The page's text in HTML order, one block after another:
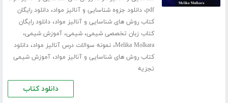
pdf،دانلود جزوه شناسایی و آنالیز مواد،دانلود رایگان
کتاب روش های شناسایی و آنالیز مواد،دانلود رایگان
کتاب زبان تخصصی شیمی،شیمی،آموزش شیمی،
Melika Molkara،نمونه سوالات درس آنالیز مواد،دانلود
کتاب روش های شناسایی و آنالیز مواد،آموزش شیمی
تجزیه
دانلود کتاب